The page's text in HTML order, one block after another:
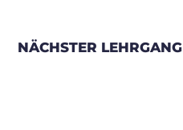
NÄCHSTER LEHRGANG